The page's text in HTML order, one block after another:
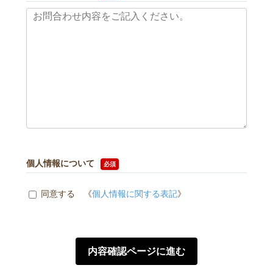
個人情報について 必須
同意する 《個人情報に関する表記》